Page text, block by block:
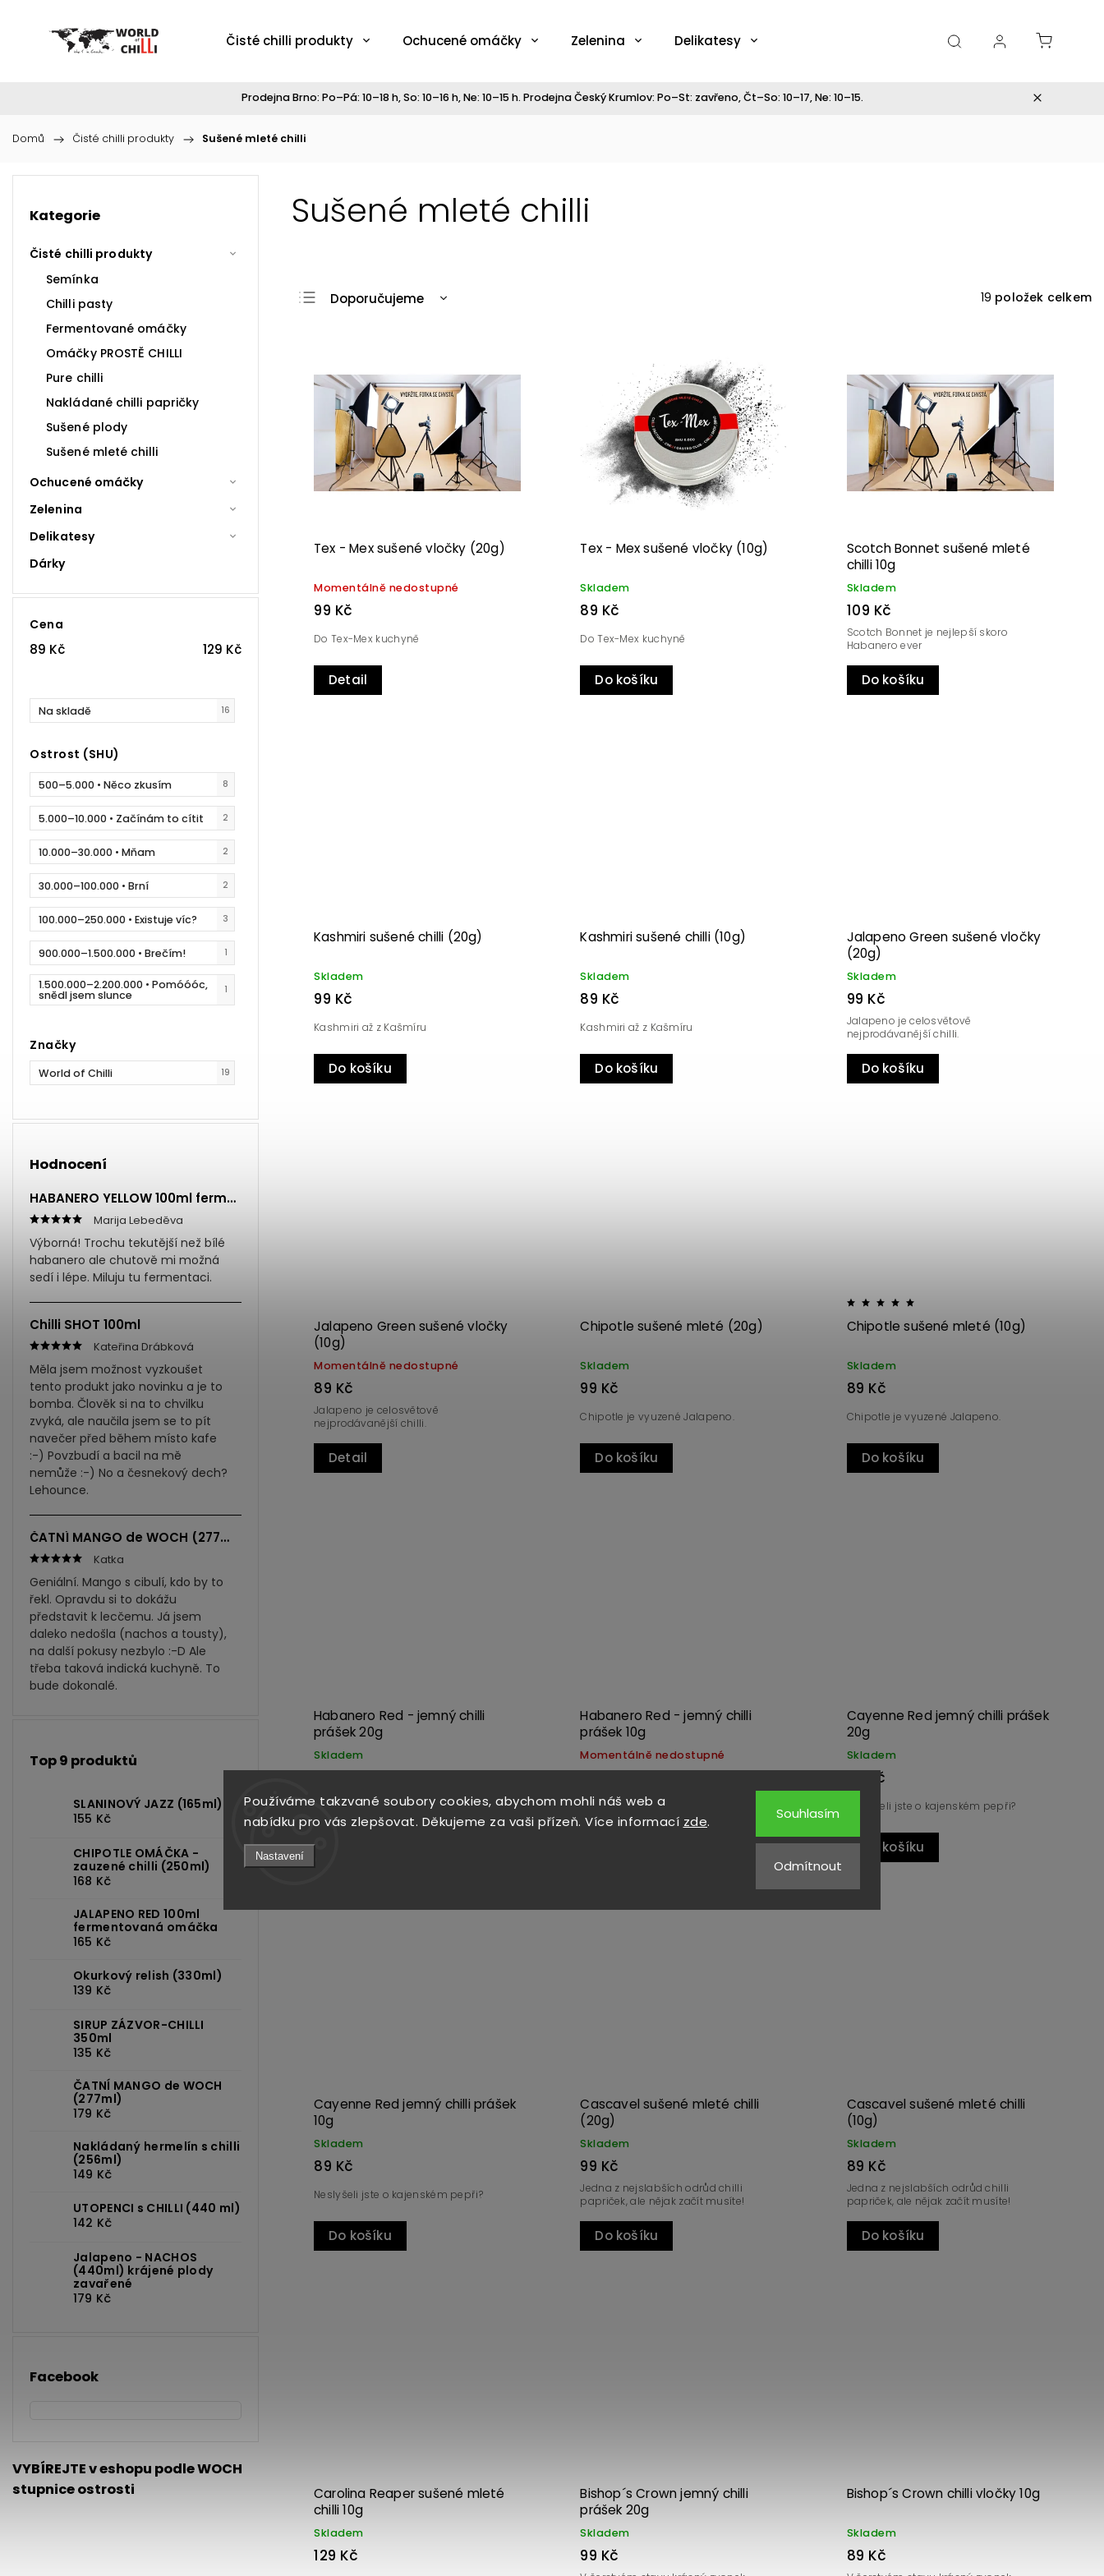
Používáme takzvané soubory cookies, abychom mohli náš web a
nabídku pro vás zlepšovat. Děkujeme za vaši přízeň. Více informací zde.
Nastavení
Odmítnout
Souhlasím
Čisté chilli produkty Ochucené omáčky Zelenina Delikatesy
Prodejna Brno: Po–Pá: 10–18 h, So: 10–16 h, Ne: 10–15 h. Prodejna Český Krumlov: Po–St: zavřeno, Čt–So: 10–17, Ne: 10–15.
Domů / Čisté chilli produkty / Sušené mleté chilli
Kategorie
Čisté chilli produkty
Semínka
Chilli pasty
Fermentované omáčky
Omáčky PROSTĚ CHILLI
Pure chilli
Nakládané chilli papričky
Sušené plody
Sušené mleté chilli
Ochucené omáčky
Zelenina
Delikatesy
Dárky
Cena
89 Kč 129 Kč
Na skladě 16
Značky
World of Chilli 19
Ostrost (SHU)
500–5.000 • Něco zkusím 8
5.000–10.000 • Začínám to cítit 2
10.000–30.000 • Mňam 2
30.000–100.000 • Brní 2
100.000–250.000 • Existuje víc? 3
900.000–1.500.000 • Brečím! 1
1.500.000–2.200.000 • Pomóóóc,
snědl jsem slunce 1
Hodnocení
HABANERO YELLOW 100ml fermentovaná omáčka
Marija Lebeděva
Výborná! Trochu tekutější než bílé
habanero ale chutově mi možná
sedí i lépe. Miluju tu fermentaci.
Chilli SHOT 100ml
Kateřina Drábková
Měla jsem možnost vyzkoušet
tento produkt jako novinku a je to
bomba. Člověk si na to chvilku
zvyká, ale naučila jsem se to pít
navečer před během místo kafe
:-) Povzbudí a bacil na mě
nemůže :-) No a česnekový dech?
Lehounce.
ČATNÍ MANGO de WOCH (277ml)
Katka
Geniální. Mango s cibulí, kdo by to
řekl. Opravdu si to dokážu
představit k lecčemu. Já jsem
daleko nedošla (nachos a tousty),
na další pokusy nezbylo :-D Ale
třeba taková indická kuchyně. To
bude dokonalé.
Top 9 produktů
SLANINOVÝ JAZZ (165ml)
155 Kč
CHIPOTLE OMÁČKA -
zauzené chilli (250ml)
168 Kč
JALAPENO RED 100ml
fermentovaná omáčka
165 Kč
Okurkový relish (330ml)
139 Kč
SIRUP ZÁZVOR-CHILLI
350ml
135 Kč
ČATNÍ MANGO de WOCH
(277ml)
179 Kč
Nakládaný hermelín s chilli
(256ml)
149 Kč
UTOPENCI s CHILLI (440 ml)
142 Kč
Jalapeno - NACHOS
(440ml) krájené plody
zavařené
179 Kč
Facebook
VYBÍREJTE v eshopu podle WOCH
stupnice ostrosti
Sušené mleté chilli
Doporučujeme
Nejprodávanější
Abecedně
19 položek celkem
Tex - Mex sušené vločky (20g)
Momentálně nedostupné
99 Kč
Detail
Do Tex-Mex kuchyně
Tex - Mex sušené vločky (10g)
Skladem
89 Kč
Do košíku
Do Tex-Mex kuchyně
Kód:
Scotch Bonnet sušené mleté
chilli 10g
Skladem
109 Kč
Do košíku
Scotch Bonnet je nejlepší skoro
Habanero ever
Kashmiri sušené chilli (20g)
Skladem
99 Kč
Do košíku
Kashmiri až z Kašmíru
Kashmiri sušené chilli (10g)
Skladem
89 Kč
Do košíku
Kashmiri až z Kašmíru
Jalapeno Green sušené vločky
(20g)
Skladem
99 Kč
Do košíku
Jalapeno je celosvětově
nejprodávanější chilli.
Jalapeno Green sušené vločky
(10g)
Momentálně nedostupné
89 Kč
Detail
Jalapeno je celosvětově
nejprodávanější chilli.
Chipotle sušené mleté (20g)
Skladem
99 Kč
Do košíku
Chipotle je vyuzené Jalapeno.
Chipotle sušené mleté (10g)
Skladem
89 Kč
Do košíku
Chipotle je vyuzené Jalapeno.
Habanero Red - jemný chilli
prášek 20g
Skladem
Slavná odrůda z Karibiku, bod zlomu v
Habanero Red - jemný chilli
prášek 10g
Momentálně nedostupné
Slavná odrůda z Karibiku, bod zlomu v
Cayenne Red jemný chilli prášek
20g
Skladem
99 Kč
Do košíku
Neslyšeli jste o kajenském pepři?
Cayenne Red jemný chilli prášek
10g
Skladem
89 Kč
Do košíku
Neslyšeli jste o kajenském pepři?
Cascavel sušené mleté chilli
(20g)
Skladem
99 Kč
Do košíku
Jedna z nejslabších odrůd chilli
papriček, ale nějak začít musíte!
Cascavel sušené mleté chilli
(10g)
Skladem
89 Kč
Do košíku
Jedna z nejslabších odrůd chilli
papriček, ale nějak začít musíte!
Carolina Reaper sušené mleté
chilli 10g
Skladem
129 Kč
Bishop´s Crown jemný chilli
prášek 20g
Skladem
99 Kč
Bishop´s Crown chilli vločky 10g
Skladem
89 Kč